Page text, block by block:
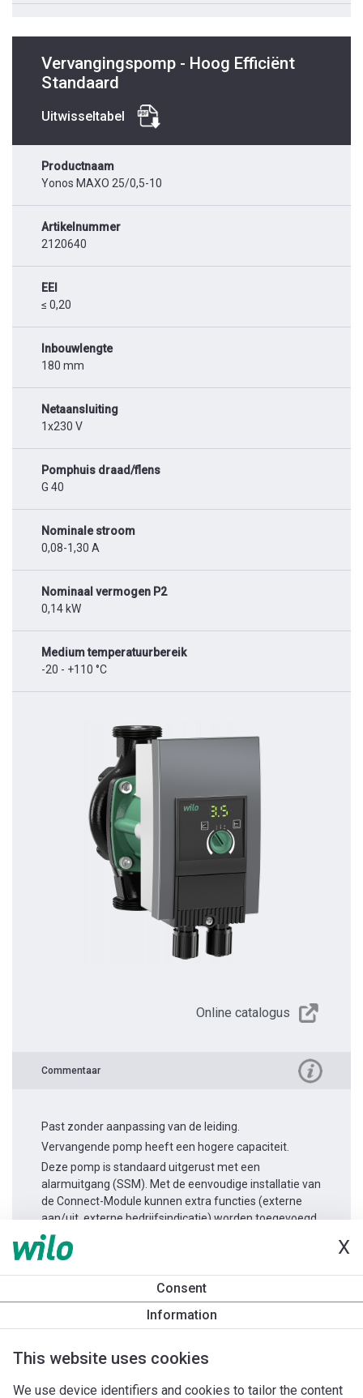
X
Consent
Information
This website uses cookies
We use device identifiers and cookies to tailor the content
Vervangingspomp - Hoog Efficiënt
Standaard
Uitwisseltabel
Productnaam
Yonos MAXO 25/0,5-10
Artikelnummer
2120640
EEI
≤ 0,20
Inbouwlengte
180 mm
Netaansluiting
1x230 V
Pomphuis draad/flens
G 40
Nominale stroom
0,08-1,30 A
Nominaal vermogen P2
0,14 kW
Medium temperatuurbereik
-20 - +110 °C
Online catalogus
Commentaar
Past zonder aanpassing van de leiding.
Vervangende pomp heeft een hogere capaciteit.
Deze pomp is standaard uitgerust met een
alarmuitgang (SSM). Met de eenvoudige installatie van
de Connect-Module kunnen extra functies (externe
aan/uit, externe bedrijfsindicatie) worden toegevoegd.
Productinformatie